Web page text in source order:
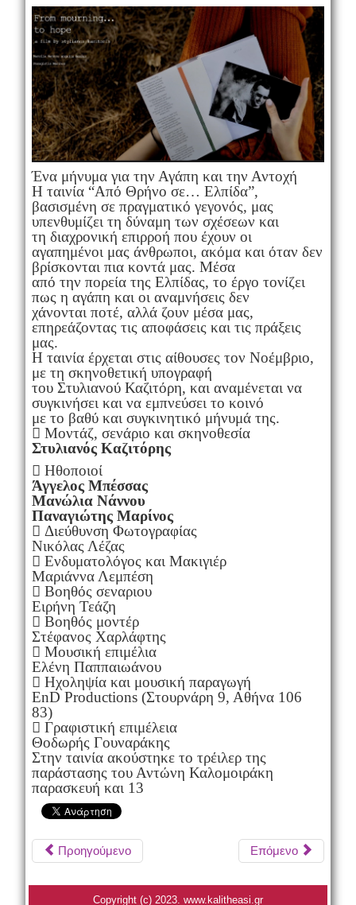
Ένα μήνυμα για την Αγάπη και την Αντοχή
Η ταινία “Από Θρήνο σε… Ελπίδα”,
βασισμένη σε πραγματικό γεγονός, μας
υπενθυμίζει τη δύναμη των σχέσεων και
τη διαχρονική επιρροή που έχουν οι
αγαπημένοι μας άνθρωποι, ακόμα και όταν δεν
βρίσκονται πια κοντά μας. Μέσα
από την πορεία της Ελπίδας, το έργο τονίζει
πως η αγάπη και οι αναμνήσεις δεν
χάνονται ποτέ, αλλά ζουν μέσα μας,
επηρεάζοντας τις αποφάσεις και τις πράξεις
μας.
Η ταινία έρχεται στις αίθουσες τον Νοέμβριο,
με τη σκηνοθετική υπογραφή
του Στυλιανού Καζιτόρη, και αναμένεται να
συγκινήσει και να εμπνεύσει το κοινό
με το βαθύ και συγκινητικό μήνυμά της.
 Μοντάζ, σενάριο και σκηνοθεσία
Στυλιανός Καζιτόρης
 Ηθοποιοί
Άγγελος Μπέσσας
Μανώλια Νάννου
Παναγιώτης Μαρίνος
 Διεύθυνση Φωτογραφίας
Νικόλας Λέζας
 Ενδυματολόγος και Μακιγιέρ
Μαριάννα Λεμπέση
 Βοηθός σεναριου
Ειρήνη Τεάζη
 Βοηθός μοντέρ
Στέφανος Χαρλάφτης
 Μουσική επιμέλια
Ελένη Παππαιωάνου
 Ηχοληψία και μουσική παραγωγή
EnD Productions (Στουρνάρη 9, Αθήνα 106
83)
 Γραφιστική επιμέλεια
Θοδωρής Γουναράκης
Στην ταινία ακούστηκε το τρέιλερ της
παράστασης του Αντώνη Καλομοιράκη
παρασκευή και 13
Προηγούμενο Επόμενο
Copyright (c) 2023. www.kalitheasi.gr